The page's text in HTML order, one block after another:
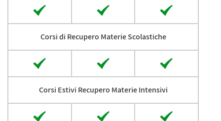
Corsi di Recupero Materie Scolastiche
Corsi Estivi Recupero Materie Intensivi